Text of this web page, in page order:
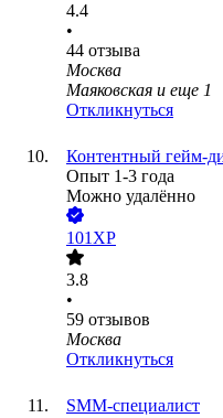
4.4
•
44 отзыва
Москва
Маяковская и еще 1
Откликнуться
Контентный гейм-
Опыт 1-3 года
Можно удалённо
101XP
3.8
•
59 отзывов
Москва
Откликнуться
SMM-специалист